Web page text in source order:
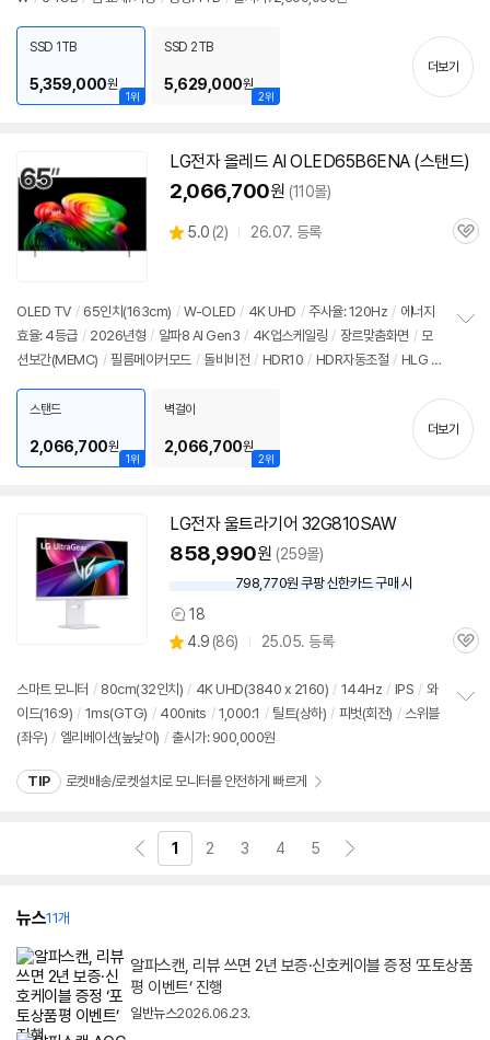
기
1위
SSD 1TB
5,359,000원
2위
SSD 2TB
5,629,000원
더보기
LG전자 올레드 AI OLED65B6ENA (스탠드)
2,066,700원 (110몰)
별
5.0 (상
뷰
2) 26.07. 등록
관
OLED TV / 65인치(163cm) / W-OLED / 4K UHD / 주사율: 120Hz / 에너지
효율: 4등급 / 2026년형 / 알파8 AI Gen3 / 4K업스케일링 / 장르맞춤화면 / 모
션보간(MEMC) / 필름메이커모드 / 돌비비전 / HDR10 / HDR자동조절 / HLG /
c Compatible
FreeSync / 게임모드
출시가:
기
1위
스탠드
2,066,700원
2위
벽걸이
2,066,700원
더보기
LG전자 울트라기어 32G810SAW
858,990원 (259몰)
우
할
인
798,770원 쿠팡 신한카드 구매 시
상
품
견
18
별
4.9 (상
리
뷰
86) 25.05. 등록
관
스마트 모니터 / 80cm(32인치) / 4K UHD(3840 x 2160) / 144Hz / IPS / 와
이드(16:9) / 1ms(GTG) / 400nits / 1,000:1 / 틸트(상하) / 피벗(회전) / 스위블
(좌우) / 엘리베이션(높낮이) / 출시가: 900,000원
TIP 로켓배송/로켓설치로 모니터를 안전하게 빠르게
1 2 3 4 5
뉴스11개
알파스캔, 리뷰 쓰면 2년 보증·신호케이블 증정 ‘포토상품
평 이벤트’ 진행
일반뉴스2026.06.23.